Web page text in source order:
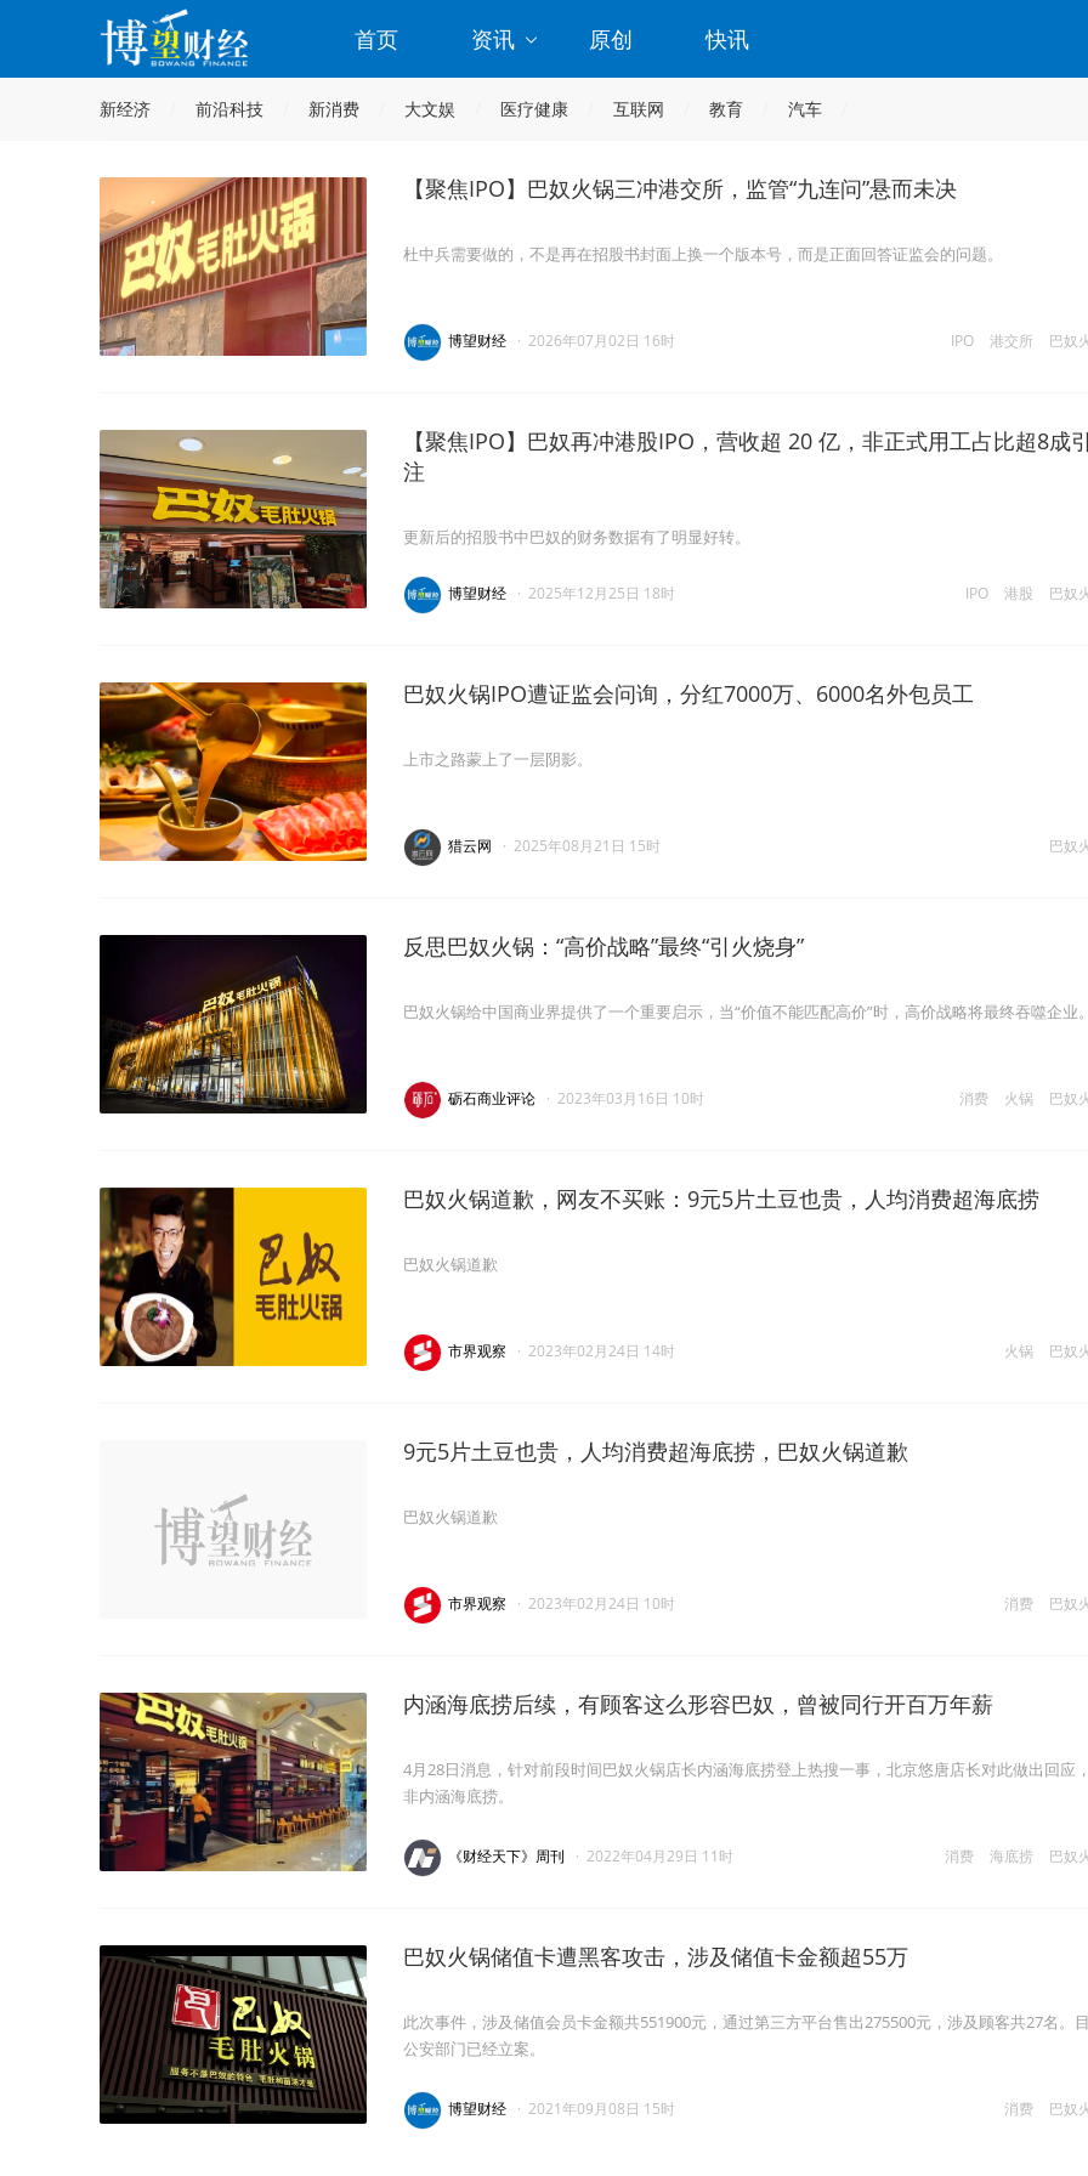
首页 资讯 原创 快讯
新经济 前沿科技 新消费 大文娱 医疗健康 互联网 教育 汽车
【聚焦IPO】巴奴火锅三冲港交所，监管“九连问”悬而未决
杜中兵需要做的，不是再在招股书封面上换一个版本号，而是正面回答证监会的问题。
IPO 港交所 巴奴
博望财经 · 2026年07月02日 16时
【聚焦IPO】巴奴再冲港股IPO，营收超 20 亿，非正式用工占比超8成
注
更新后的招股书中巴奴的财务数据有了明显好转。
IPO 港股 巴奴
博望财经 · 2025年12月25日 18时
巴奴火锅IPO遭证监会问询，分红7000万、6000名外包员工
上市之路蒙上了一层阴影。
巴奴
猎云网 · 2025年08月21日 15时
反思巴奴火锅：“高价战略”最终“引火烧身”
巴奴火锅给中国商业界提供了一个重要启示，当“价值不能匹配高价”时，高价战略将最终吞噬企业。
消费 火锅 巴奴
砺石商业评论 · 2023年03月16日 10时
巴奴火锅道歉，网友不买账：9元5片土豆也贵，人均消费超海底捞
巴奴火锅道歉
火锅 巴奴
市界观察 · 2023年02月24日 14时
9元5片土豆也贵，人均消费超海底捞，巴奴火锅道歉
巴奴火锅道歉
消费 巴奴
市界观察 · 2023年02月24日 10时
内涵海底捞后续，有顾客这么形容巴奴，曾被同行开百万年薪
4月28日消息，针对前段时间巴奴火锅店长内涵海底捞登上热搜一事，北京悠唐店长对此做出回应
非内涵海底捞。
消费 海底捞 巴奴
《财经天下》周刊 · 2022年04月29日 11时
巴奴火锅储值卡遭黑客攻击，涉及储值卡金额超55万
此次事件，涉及储值会员卡金额共551900元，通过第三方平台售出275500元，涉及顾客共27名。
公安部门已经立案。
消费 巴奴
博望财经 · 2021年09月08日 15时